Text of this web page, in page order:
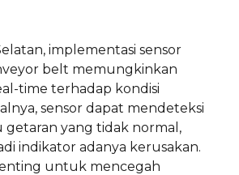
implementasi sensor
belt memungkinkan
time terhadap kondisi
sensor dapat mendeteksi
getaran yang tidak normal,
indikator adanya kerusakan.
untuk mencegah